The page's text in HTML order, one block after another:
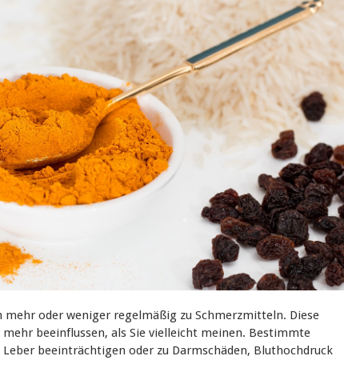
mehr oder weniger regelmäßig zu Schmerzmitteln. Diese
beeinflussen, als Sie vielleicht meinen. Bestimmte
beeinträchtigen oder zu Darmschäden, Bluthochdruck